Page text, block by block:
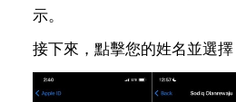
示。
接下來，點擊您的姓名並選擇